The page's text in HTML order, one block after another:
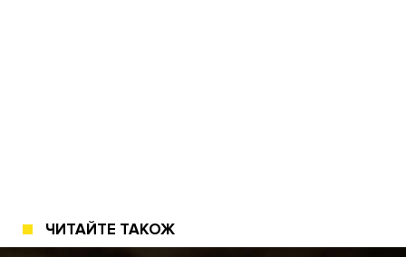
ЧИТАЙТЕ ТАКОЖ